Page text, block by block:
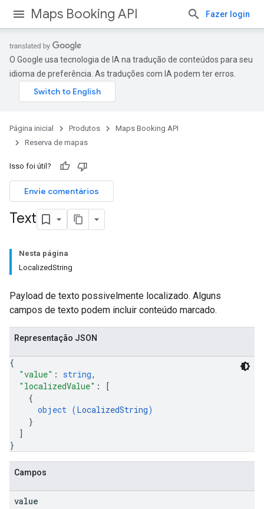
Maps Booking API Fazer login
O Google usa tecnologia de IA na tradução de conteúdos para seu
idioma de preferência. As traduções com IA podem ter erros.
Página inicial Produtos
Maps Booking API
Reserva de mapas
Isso foi útil?
Envie comentários
Text
Nesta página
LocalizedString
Payload de texto possivelmente localizado. Alguns
campos de texto podem incluir conteúdo marcado.
Representação JSON
{
"value" : string,
"localizedValue" :
[
{
object (LocalizedString)
}
]
}
Campos
value